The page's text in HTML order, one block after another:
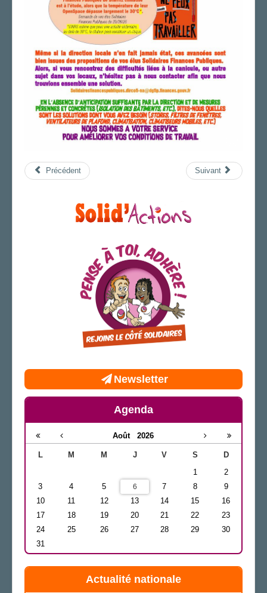
Précédent Suivant
Newsletter
Agenda
Août 2026
L M M J V S
D
1
2
3
4 5 6 7 8
9
10
11 12 13 14 15
16
17
18 19 20 21 22
23
24
25 26 27 28 29
30
31
Actualité nationale